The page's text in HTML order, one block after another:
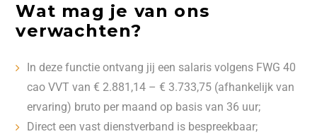
Wat mag je van ons
verwachten?
In deze functie ontvang jij een salaris volgens FWG 40
cao VVT van € 2.881,14 – € 3.733,75 (afhankelijk van
ervaring) bruto per maand op basis van 36 uur;
Direct een vast dienstverband is bespreekbaar;